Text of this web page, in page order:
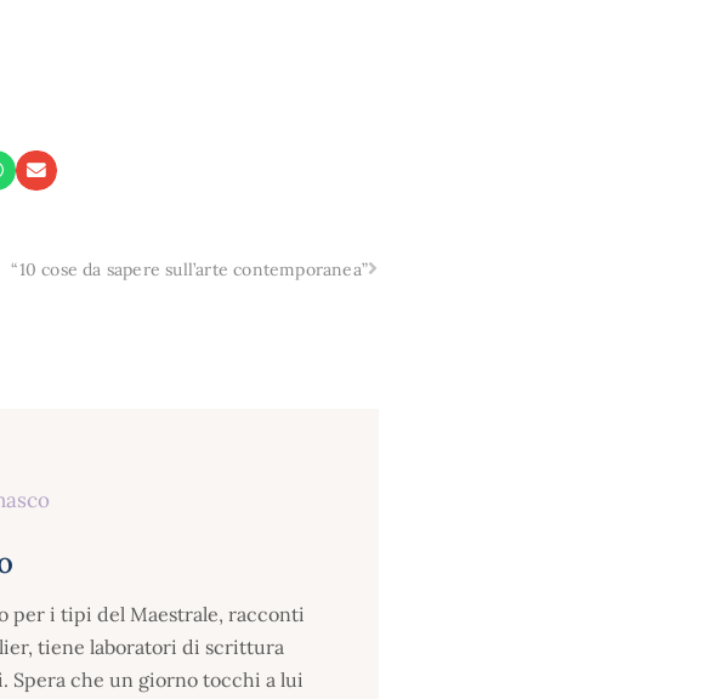
“10 cose da sapere sull’arte contemporanea”
per i tipi del Maestrale, racconti
tiene laboratori di scrittura
che un giorno tocchi a lui